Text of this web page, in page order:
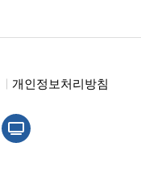
개인정보처리방침